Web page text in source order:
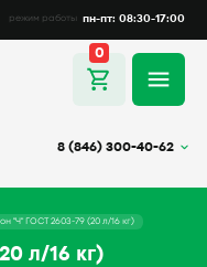
режим работы пн-пт: 08:30-17:00
8 (846) 300-40-62
0
"Ч" ГОСТ 2603-79 (20 л/16 кг)
л/16 кг)